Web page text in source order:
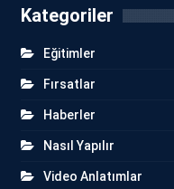
Kategoriler
Eğitimler
Fırsatlar
Haberler
Nasıl Yapılır
Video Anlatımlar